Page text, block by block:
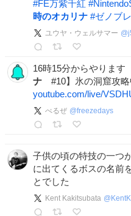
#FE万紫千紅 #
時のオカリナ #ゼノブ
ユウヤ・ウェルサマー @
16時15分からやります
ナ #10】氷の洞窟攻略
youtube.com/live/
べるぜ @freezedays
子供の頃の特技の一つが
に出てくるボスの名前
とでした
Kent Kakitsubata @